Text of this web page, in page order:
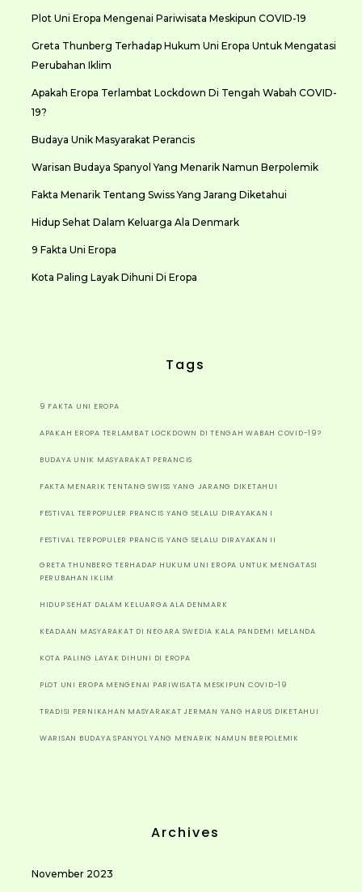
Plot Uni Eropa Mengenai Pariwisata Meskipun COVID-19
Greta Thunberg Terhadap Hukum Uni Eropa Untuk Mengatasi
Perubahan Iklim
Apakah Eropa Terlambat Lockdown Di Tengah Wabah COVID-
19?
Budaya Unik Masyarakat Perancis
Warisan Budaya Spanyol Yang Menarik Namun Berpolemik
Fakta Menarik Tentang Swiss Yang Jarang Diketahui
Hidup Sehat Dalam Keluarga Ala Denmark
9 Fakta Uni Eropa
Kota Paling Layak Dihuni Di Eropa
Tags
9 FAKTA UNI EROPA
APAKAH EROPA TERLAMBAT LOCKDOWN DI TENGAH WABAH COVID-19?
BUDAYA UNIK MASYARAKAT PERANCIS
FAKTA MENARIK TENTANG SWISS YANG JARANG DIKETAHUI
FESTIVAL TERPOPULER PRANCIS YANG SELALU DIRAYAKAN I
FESTIVAL TERPOPULER PRANCIS YANG SELALU DIRAYAKAN II
GRETA THUNBERG TERHADAP HUKUM UNI EROPA UNTUK MENGATASI
PERUBAHAN IKLIM
HIDUP SEHAT DALAM KELUARGA ALA DENMARK
KEADAAN MASYARAKAT DI NEGARA SWEDIA KALA PANDEMI MELANDA
KOTA PALING LAYAK DIHUNI DI EROPA
PLOT UNI EROPA MENGENAI PARIWISATA MESKIPUN COVID-19
TRADISI PERNIKAHAN MASYARAKAT JERMAN YANG HARUS DIKETAHUI
WARISAN BUDAYA SPANYOL YANG MENARIK NAMUN BERPOLEMIK
Archives
November 2023